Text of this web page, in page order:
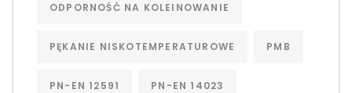
ODPORNOŚĆ NA KOLEINOWANIE
PĘKANIE NISKOTEMPERATUROWE PMB
PN-EN 12591 PN-EN 14023